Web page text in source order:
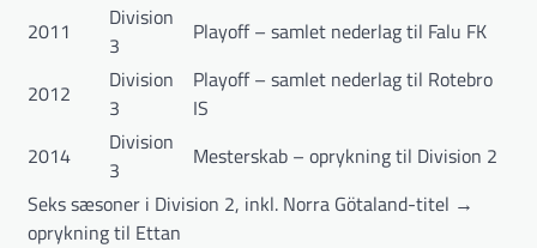
2011
Division
3
Playoff – samlet nederlag til Falu FK
2012
Division
3
Playoff – samlet nederlag til Rotebro
IS
2014
Division
3
Mesterskab – oprykning til Division 2
Seks sæsoner i Division 2, inkl. Norra Götaland-titel →
oprykning til Ettan